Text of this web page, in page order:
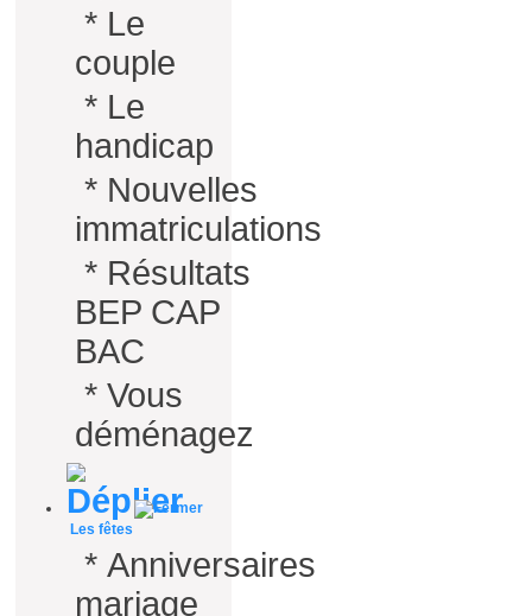
* Le
couple
* Le
handicap
* Nouvelles
immatriculations
* Résultats
BEP CAP
BAC
* Vous
déménagez
Les fêtes
* Anniversaires
mariage